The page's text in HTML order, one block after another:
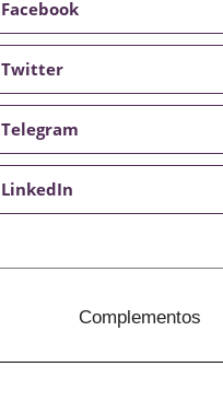
Facebook
Twitter
Telegram
LinkedIn
Complementos